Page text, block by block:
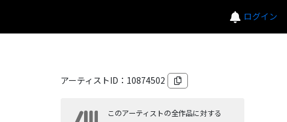
ログイン
アーティストID： 10874502
このアーティストの全作品に対する